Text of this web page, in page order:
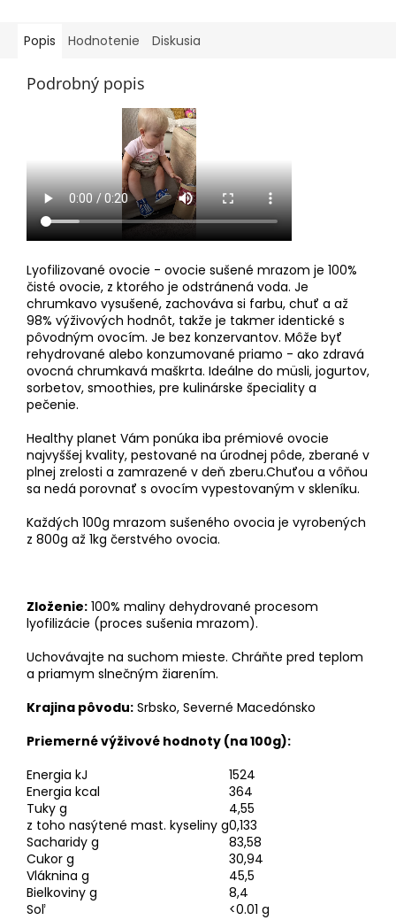
Popis Hodnotenie Diskusia
Podrobný popis
Lyofilizované ovocie - ovocie sušené mrazom je 100%
čisté ovocie, z ktorého je odstránená voda. Je
chrumkavo vysušené, zachováva si farbu, chuť a až
98% výživových hodnôt, takže je takmer identické s
pôvodným ovocím. Je bez konzervantov. Môže byť
rehydrované alebo konzumované priamo - ako zdravá
ovocná chrumkavá maškrta. Ideálne do müsli, jogurtov,
sorbetov, smoothies, pre kulinárske špeciality a
pečenie.
Healthy planet Vám ponúka iba prémiové ovocie
najvyššej kvality, pestované na úrodnej pôde, zberané v
plnej zrelosti a zamrazené v deň zberu.Chuťou a vôňou
sa nedá porovnať s ovocím vypestovaným v skleníku.
Každých 100g mrazom sušeného ovocia je vyrobených
z 800g až 1kg čerstvého ovocia.
Zloženie: 100% maliny dehydrované procesom
lyofilizácie (proces sušenia mrazom).
Uchovávajte na suchom mieste. Chráňte pred teplom
a priamym slnečným žiarením.
Krajina pôvodu: Srbsko, Severné Macedónsko
Priemerné výživové hodnoty (na 100g):
Energia kJ
1524
Energia kcal
364
Tuky g
4,55
z toho nasýtené mast. kyseliny g0,133
Sacharidy g
83,58
Cukor g
30,94
Vláknina g
45,5
Bielkoviny g
8,4
Soľ
<0.01 g